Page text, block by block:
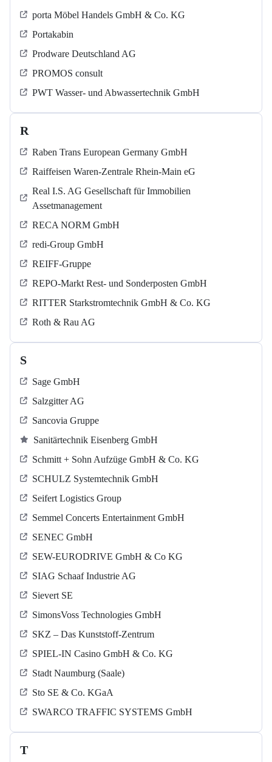
porta Möbel Handels GmbH & Co. KG
Portakabin
Prodware Deutschland AG
PROMOS consult
PWT Wasser- und Abwassertechnik GmbH
R
Raben Trans European Germany GmbH
Raiffeisen Waren-Zentrale Rhein-Main eG
Real I.S. AG Gesellschaft für Immobilien
Assetmanagement
RECA NORM GmbH
redi-Group GmbH
REIFF-Gruppe
REPO-Markt Rest- und Sonderposten GmbH
RITTER Starkstromtechnik GmbH & Co. KG
Roth & Rau AG
S
Sage GmbH
Salzgitter AG
Sancovia Gruppe
Sanitärtechnik Eisenberg GmbH
Schmitt + Sohn Aufzüge GmbH & Co. KG
SCHULZ Systemtechnik GmbH
Seifert Logistics Group
Semmel Concerts Entertainment GmbH
SENEC GmbH
SEW-EURODRIVE GmbH & Co KG
SIAG Schaaf Industrie AG
Sievert SE
SimonsVoss Technologies GmbH
SKZ – Das Kunststoff-Zentrum
SPIEL-IN Casino GmbH & Co. KG
Stadt Naumburg (Saale)
Sto SE & Co. KGaA
SWARCO TRAFFIC SYSTEMS GmbH
T